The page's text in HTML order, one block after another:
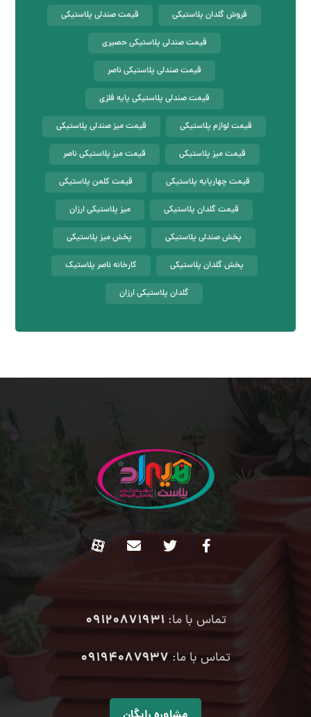
فروش گلدان پلاستیکی قیمت صندلی پلاستیکی
قیمت صندلی پلاستیکی حصیری
قیمت صندلی پلاستیکی ناصر
قیمت صندلی پلاستیکی پایه فلزی
قیمت لوازم پلاستیکی قیمت میز صندلی پلاستیکی
قیمت میز پلاستیکی قیمت میز پلاستیکی ناصر
قیمت چهارپایه پلاستیکی قیمت کلمن پلاستیکی
قیمت گلدان پلاستیکی میز پلاستیکی ارزان
پخش صندلی پلاستیکی پخش میز پلاستیکی
پخش گلدان پلاستیکی کارخانه ناصر پلاستیک
گلدان پلاستیکی ارزان
تماس با ما:09120871931
تماس با ما: ۰۹۱۹۴۰۸۷۹۳۷